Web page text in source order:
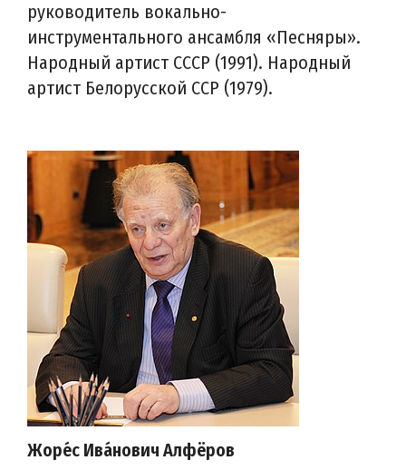
руководитель вокально-
инструментального ансамбля «Песняры».
Народный артист СССР (1991). Народный
артист Белорусской ССР (1979).
Жоре́с Ива́нович Алфёров